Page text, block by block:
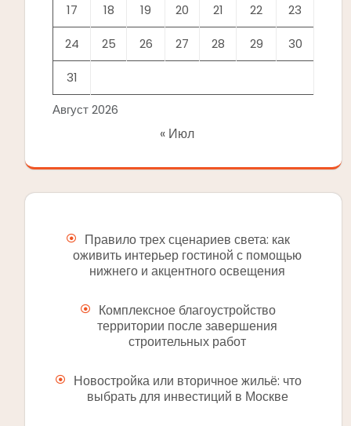
Август 2026
17 18 19 20 21 22 23
24 25 26 27 28 29 30
31
« Июл
Правило трех сценариев света: как
оживить интерьер гостиной с помощью
нижнего и акцентного освещения
Комплексное благоустройство
территории после завершения
строительных работ
Новостройка или вторичное жильё: что
выбрать для инвестиций в Москве